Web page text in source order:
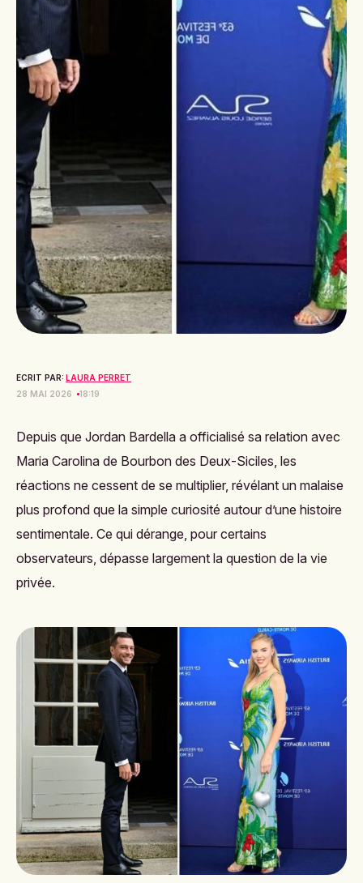
ECRIT PAR: LAURA PERRET
28 MAI 2026
18:19
Depuis que Jordan Bardella a officialisé sa relation avec
Maria Carolina de Bourbon des Deux-Siciles, les
réactions ne cessent de se multiplier, révélant un malaise
plus profond que la simple curiosité autour d’une histoire
sentimentale. Ce qui dérange, pour certains
observateurs, dépasse largement la question de la vie
privée.